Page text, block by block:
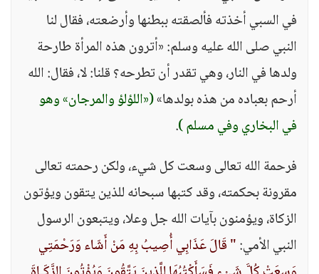
في السبي أخذته فألصقته ببطنها وأرضعته، فقال لنا
النبي صلى الله عليه وسلم: «أترون هذه المرأة طارحة
ولدها في النار، وهي تقدر أن تطرحه؟ قلنا: لا، فقال: الله
أرحم بعباده من هذه بولدها»(«اللؤلؤ والمرجان» وهو
في البخاري وفي مسلم ).
فرحمة الله تعالى وسعت كل شيء، ولكن رحمته تعالى
مقرونة بحكمته، وقد كتبها سبحانه للذين يتقون ويؤتون
الزكاة، ويؤمنون بآيات الله جل وعلا، ويتبعون الرسول
النبي الأمي:" قَالَ عَذَابِي أُصِيبُ بِهِ مَنْ أَشَاء وَرَحْمَتِي